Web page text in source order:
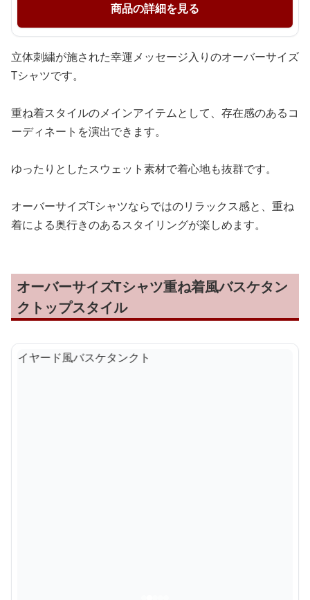
商品の詳細を見る
立体刺繍が施された幸運メッセージ入りのオーバーサイズ
Tシャツです。
重ね着スタイルのメインアイテムとして、存在感のあるコ
ーディネートを演出できます。
ゆったりとしたスウェット素材で着心地も抜群です。
オーバーサイズTシャツならではのリラックス感と、重ね
着による奥行きのあるスタイリングが楽しめます。
オーバーサイズTシャツ重ね着風バスケタン
クトップスタイル